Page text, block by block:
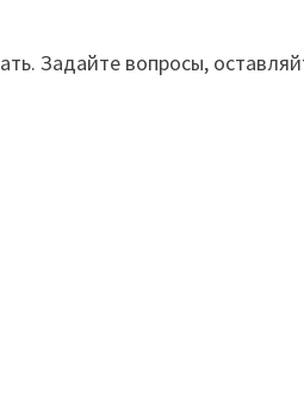
Задайте вопросы,